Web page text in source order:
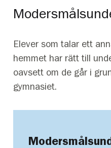
Elever som talar ett
hemmet har rätt till
oavsett om de går i
gymnasiet.